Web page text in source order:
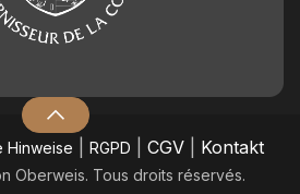
Hinweise RGPD CGV| Kontakt
Oberweis. Tous droits réservés.